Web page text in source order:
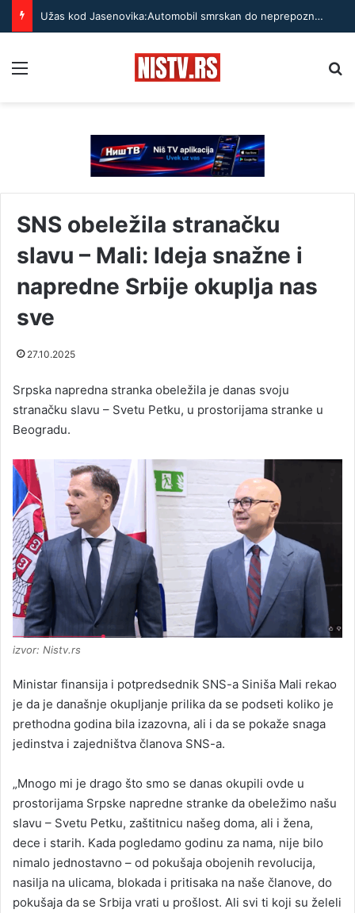
Užas kod Jasenovika:Automobil smrskan do neprepoznatljivosti, točak odleteo – strahuje se da ima teško povređenih
SNS obeležila stranačku
slavu – Mali: Ideja snažne i
napredne Srbije okuplja nas
sve
27.10.2025
Srpska napredna stranka obeležila je danas svoju
stranačku slavu – Svetu Petku, u prostorijama stranke u
Beogradu.
izvor: Nistv.rs
Ministar finansija i potpredsednik SNS-a Siniša Mali rekao
je da je današnje okupljanje prilika da se podseti koliko je
prethodna godina bila izazovna, ali i da se pokaže snaga
jedinstva i zajedništva članova SNS-a.
„Mnogo mi je drago što smo se danas okupili ovde u
prostorijama Srpske napredne stranke da obeležimo našu
slavu – Svetu Petku, zaštitnicu našeg doma, ali i žena,
dece i starih. Kada pogledamo godinu za nama, nije bilo
nimalo jednostavno – od pokušaja obojenih revolucija,
nasilja na ulicama, blokada i pritisaka na naše članove, do
pokušaja da se Srbija vrati u prošlost. Ali svi ti koji su želeli